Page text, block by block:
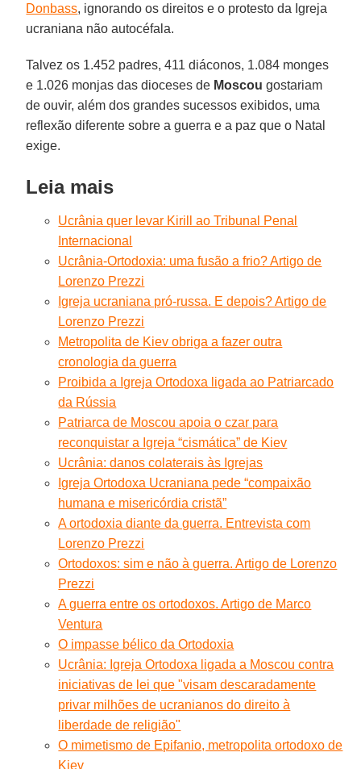
Donbass, ignorando os direitos e o protesto da Igreja
ucraniana não autocéfala.
Talvez os 1.452 padres, 411 diáconos, 1.084 monges
e 1.026 monjas das dioceses de Moscou gostariam
de ouvir, além dos grandes sucessos exibidos, uma
reflexão diferente sobre a guerra e a paz que o Natal
exige.
Leia mais
Ucrânia quer levar Kirill ao Tribunal Penal
Internacional
Ucrânia-Ortodoxia: uma fusão a frio? Artigo de
Lorenzo Prezzi
Igreja ucraniana pró-russa. E depois? Artigo de
Lorenzo Prezzi
Metropolita de Kiev obriga a fazer outra
cronologia da guerra
Proibida a Igreja Ortodoxa ligada ao Patriarcado
da Rússia
Patriarca de Moscou apoia o czar para
reconquistar a Igreja “cismática” de Kiev
Ucrânia: danos colaterais às Igrejas
Igreja Ortodoxa Ucraniana pede “compaixão
humana e misericórdia cristã”
A ortodoxia diante da guerra. Entrevista com
Lorenzo Prezzi
Ortodoxos: sim e não à guerra. Artigo de Lorenzo
Prezzi
A guerra entre os ortodoxos. Artigo de Marco
Ventura
O impasse bélico da Ortodoxia
Ucrânia: Igreja Ortodoxa ligada a Moscou contra
iniciativas de lei que "visam descaradamente
privar milhões de ucranianos do direito à
liberdade de religião"
O mimetismo de Epifanio, metropolita ortodoxo de
Kiev